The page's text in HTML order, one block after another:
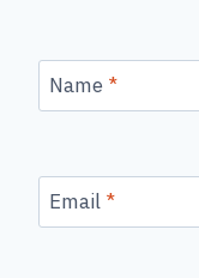
Name*
Email*